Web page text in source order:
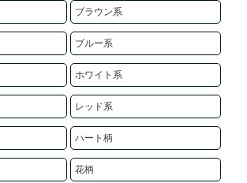
ブラウン系
ブルー系
ホワイト系
レッド系
ハート柄
花柄